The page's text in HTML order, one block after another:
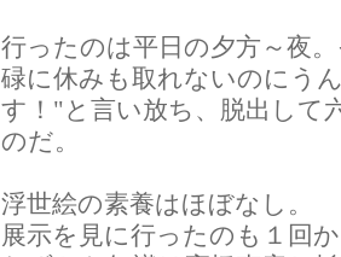
行ったのは平日の夕方～夜
碌に休みも取れないのにう
す！"と言い放ち、脱出して
のだ。
浮世絵の素養はほぼなし。
展示を見に行ったのも１回